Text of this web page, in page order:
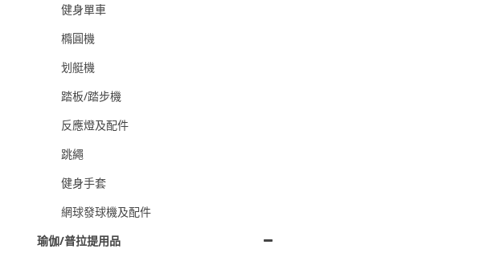
健身單車
橢圓機
划艇機
踏板/踏步機
反應燈及配件
跳繩
健身手套
網球發球機及配件
瑜伽/普拉提用品